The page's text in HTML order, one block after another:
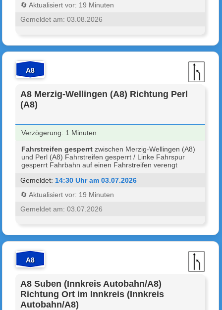
🔄 Aktualisiert vor: 19 Minuten
Gemeldet am: 03.08.2026
A8
A8 Merzig-Wellingen (A8) Richtung Perl
(A8)
Verzögerung: 1 Minuten
Fahrstreifen gesperrt zwischen Merzig-Wellingen (A8)
und Perl (A8) Fahrstreifen gesperrt / Linke Fahrspur
gesperrt Fahrbahn auf einen Fahrstreifen verengt
Gemeldet: 14:30 Uhr am 03.07.2026
🔄 Aktualisiert vor: 19 Minuten
Gemeldet am: 03.07.2026
A8
A8 Suben (Innkreis Autobahn/A8)
Richtung Ort im Innkreis (Innkreis
Autobahn/A8)